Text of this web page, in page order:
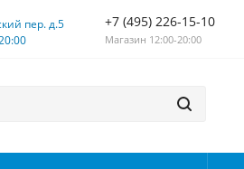
пер. д.5
+7 (495) 226-15-10
Магазин 12:00-20:00